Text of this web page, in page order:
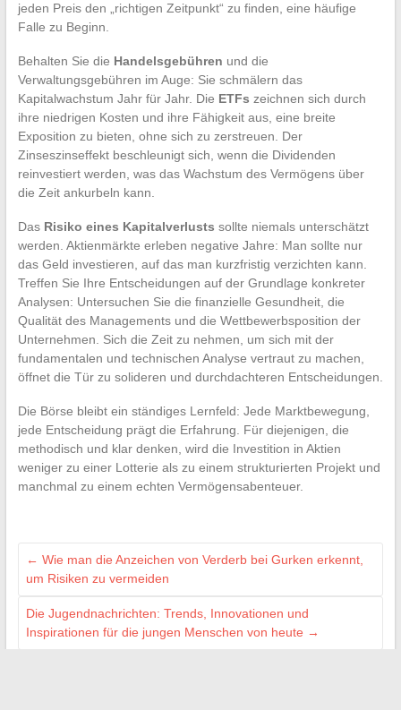
jeden Preis den „richtigen Zeitpunkt“ zu finden, eine häufige
Falle zu Beginn.
Behalten Sie die Handelsgebühren und die
Verwaltungsgebühren im Auge: Sie schmälern das
Kapitalwachstum Jahr für Jahr. Die ETFs zeichnen sich durch
ihre niedrigen Kosten und ihre Fähigkeit aus, eine breite
Exposition zu bieten, ohne sich zu zerstreuen. Der
Zinseszinseffekt beschleunigt sich, wenn die Dividenden
reinvestiert werden, was das Wachstum des Vermögens über
die Zeit ankurbeln kann.
Das Risiko eines Kapitalverlusts sollte niemals unterschätzt
werden. Aktienmärkte erleben negative Jahre: Man sollte nur
das Geld investieren, auf das man kurzfristig verzichten kann.
Treffen Sie Ihre Entscheidungen auf der Grundlage konkreter
Analysen: Untersuchen Sie die finanzielle Gesundheit, die
Qualität des Managements und die Wettbewerbsposition der
Unternehmen. Sich die Zeit zu nehmen, um sich mit der
fundamentalen und technischen Analyse vertraut zu machen,
öffnet die Tür zu solideren und durchdachteren Entscheidungen.
Die Börse bleibt ein ständiges Lernfeld: Jede Marktbewegung,
jede Entscheidung prägt die Erfahrung. Für diejenigen, die
methodisch und klar denken, wird die Investition in Aktien
weniger zu einer Lotterie als zu einem strukturierten Projekt und
manchmal zu einem echten Vermögensabenteuer.
← Wie man die Anzeichen von Verderb bei Gurken erkennt,
um Risiken zu vermeiden
Die Jugendnachrichten: Trends, Innovationen und
Inspirationen für die jungen Menschen von heute →